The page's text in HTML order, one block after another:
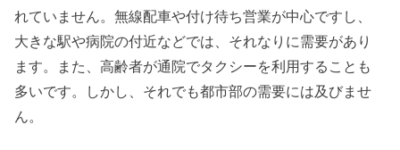
れていません。無線配車や付け待ち営業が中心ですし、
大きな駅や病院の付近などでは、それなりに需要があり
ます。また、高齢者が通院でタクシーを利用することも
多いです。しかし、それでも都市部の需要には及びませ
ん。